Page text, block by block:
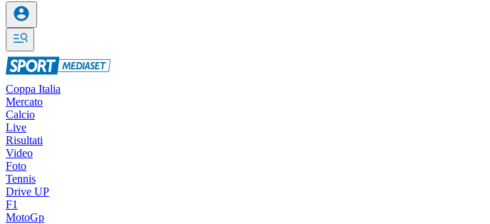
Coppa Italia
Mercato
Calcio
Live
Risultati
Video
Foto
Tennis
Drive UP
F1
MotoGp